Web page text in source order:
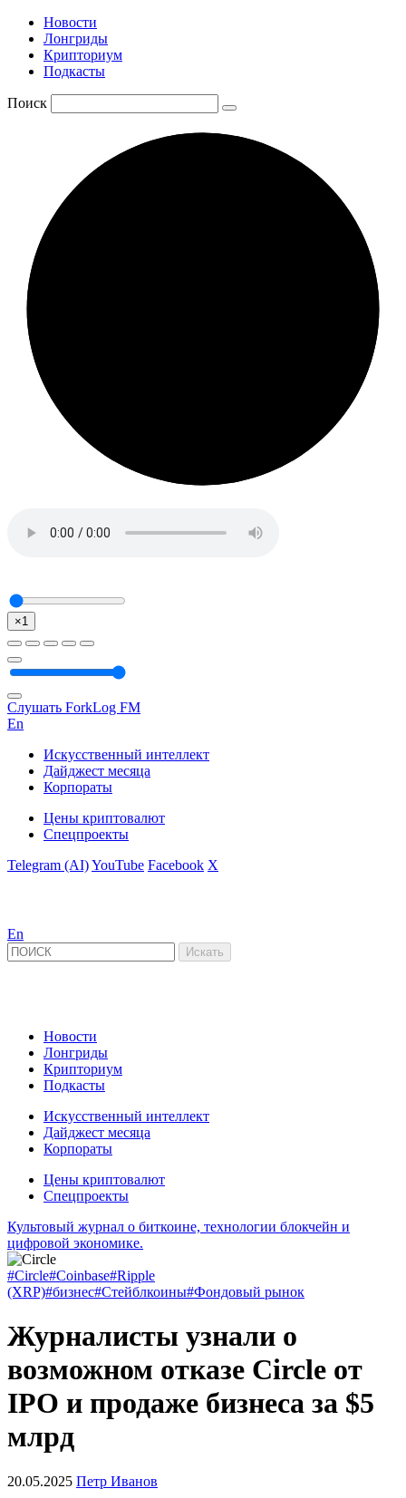
Новости
Лонгриды
Крипториум
Подкасты
Поиск
×1
Слушать ForkLog FM
En
Искусственный интеллект
Дайджест месяца
Корпораты
Цены криптовалют
Спецпроекты
Telegram (AI)YouTube Facebook X
En
Новости
Лонгриды
Крипториум
Подкасты
Искусственный интеллект
Дайджест месяца
Корпораты
Цены криптовалют
Спецпроекты
Культовый журнал о биткоине, технологии блокчейн и
цифровой экономике.
#Circle#Coinbase#Ripple
(XRP)#бизнес#Стейблкоины#Фондовый рынок
Журналисты узнали о
возможном отказе Circle от
IPO и продаже бизнеса за $5
млрд
20.05.2025 Петр Иванов